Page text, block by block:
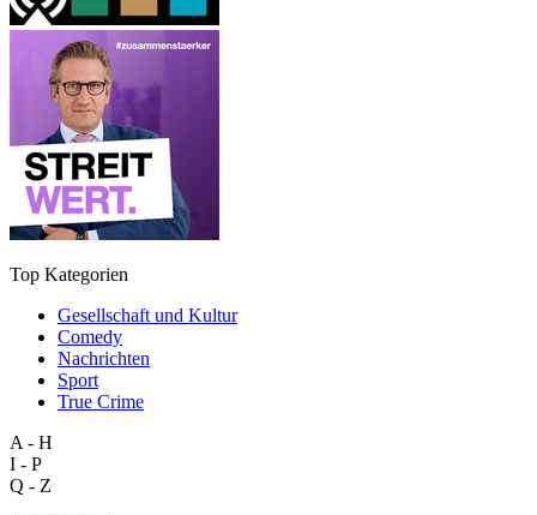
Top Kategorien
Gesellschaft und Kultur
Comedy
Nachrichten
Sport
True Crime
A - H
I - P
Q - Z